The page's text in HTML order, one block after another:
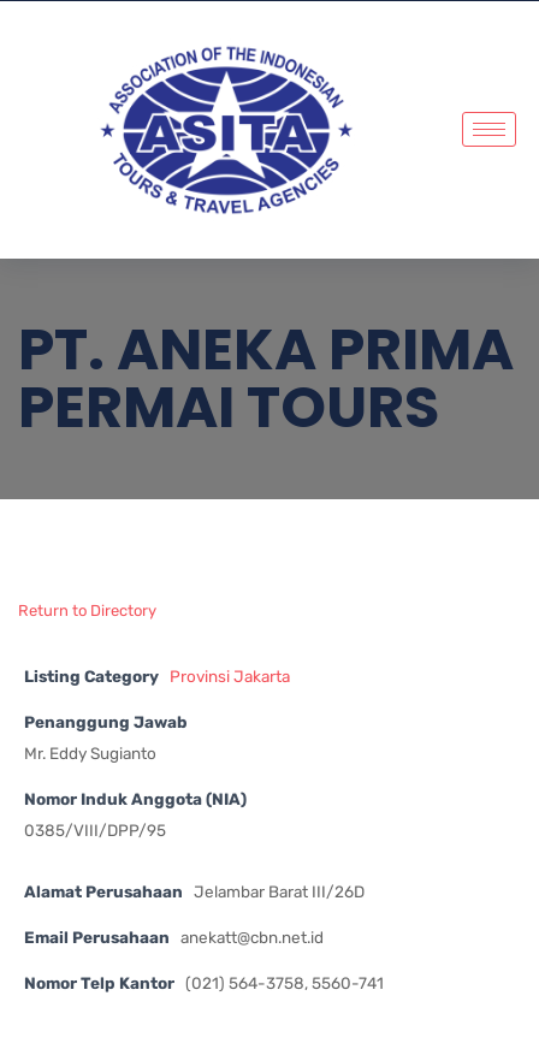
PT. ANEKA PRIMA
PERMAI TOURS
Return to Directory
Listing Category Provinsi Jakarta
Penanggung Jawab
Mr. Eddy Sugianto
Nomor Induk Anggota (NIA)
0385/VIII/DPP/95
Alamat Perusahaan Jelambar Barat III/26D
Email Perusahaan anekatt@cbn.net.id
Nomor Telp Kantor (021) 564-3758, 5560-741